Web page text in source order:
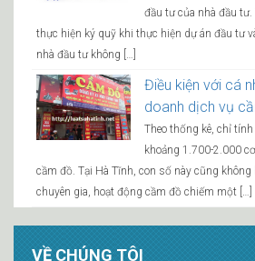
đầu tư của nhà đầu
thực hiện ký quỹ khi thực hiện dự án đầu tư
nhà đầu tư không […]
Điều kiện với cá
doanh dịch vụ
Theo thống kê, chỉ
khoảng 1.700-2.000
cầm đồ. Tại Hà Tĩnh, con số này cũng không
chuyên gia, hoạt động cầm đồ chiếm một […]
VỀ CHÚNG TÔI